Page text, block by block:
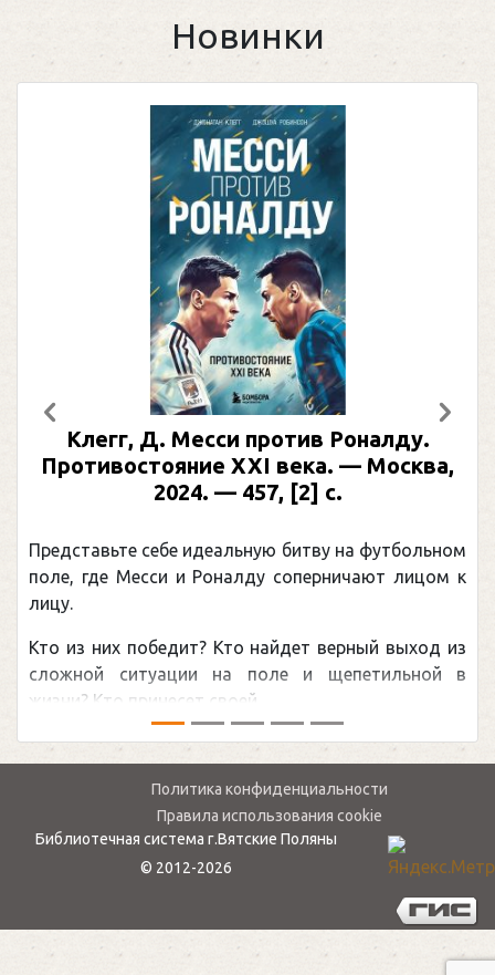
Новинки
Клегг, Д. Месси против Роналду.
Противостояние XXI века. — Москва,
2024. — 457, [2] с.
Представьте себе идеальную битву на футбольном
поле, где Месси и Роналду соперничают лицом к
лицу.
Кто из них победит? Кто найдет верный выход из
сложной ситуации на поле и щепетильной в
жизни? Кто принесет своей ...
Предыдущий
Политика конфиденциальности
Правила использования cookie
Библиотечная система г.Вятские Поляны
© 2012-2026